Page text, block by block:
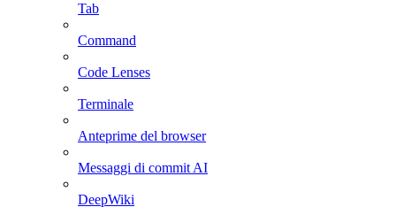
Tab
Command
Code Lenses
Terminale
Anteprime del browser
Messaggi di commit AI
DeepWiki